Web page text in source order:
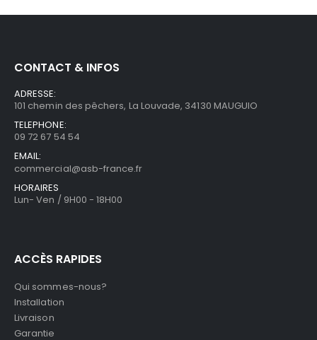
CONTACT & INFOS
ADRESSE:
101 chemin des pêchers, La Louvade, 34130 MAUGUIO
TELEPHONE:
09 72 67 54 54
EMAIL:
commercial@asb-france.fr
HORAIRES
Lun- Ven / 9H00 - 18H00
ACCÈS RAPIDES
Qui sommes-nous?
Installation
Livraison
Garantie